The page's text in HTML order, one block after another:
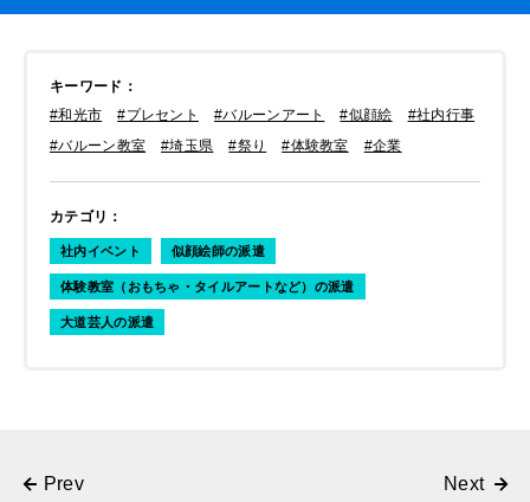
キーワード ：
#和光市
#プレセント #バルーンアート #似顔絵
#社内行事
#バルーン教室
#埼玉県 #祭り #体験教室 #企業
カテゴリ ：
社内イベント 似顔絵師の派遣
体験教室（おもちゃ・タイルアートなど）の派遣
大道芸人の派遣